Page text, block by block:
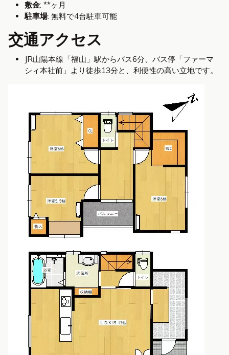
敷金: **ヶ月
駐車場: 無料で4台駐車可能
交通アクセス
JR山陽本線「福山」駅からバス6分、バス停「ファーマ
シィ本社前」より徒歩13分と、利便性の高い立地です。